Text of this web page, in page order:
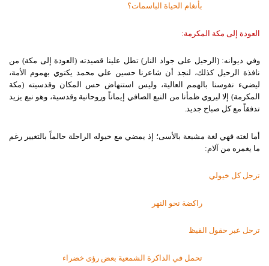
بأنغام الحياة الباسمات؟
العودة إلى مكة المكرمة:
وفي ديوانه: (الرحيل على جواد النار) تطل علينا قصيدته (العودة إلى مكة) من
نافذة الرحيل كذلك، لنجد أن شاعرنا حسين علي محمد يكتوي بهموم الأمة،
ليضيء نفوسنا بالهمم العالية، وليس استنهاض حس المكان وقدسيته (مكة
المكرمة) إلا ليروي ظمأنا من النبع الصافي إيماناً وروحانية وقدسية، وهو نبع يزيد
تدفقاً مع كل صباح جديد.
أما لغته فهي لغة مشبعة بالأسى؛ إذ يمضي مع خيوله الراحلة حالماً بالتغيير رغم
ما يغمره من آلام:
ترحل كل خيولي
راكضة نحو النهر
ترحل عبر حقول القيظ
تحمل في الذاكرة الشمعية بعض رؤى خضراء